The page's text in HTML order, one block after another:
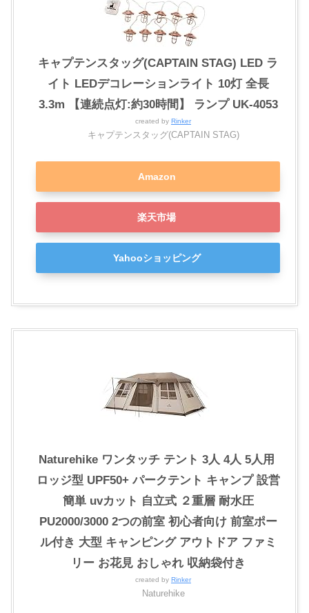
キャプテンスタッグ(CAPTAIN STAG) LED ラ
イト LEDデコレーションライト 10灯 全長
3.3m 【連続点灯:約30時間】 ランプ UK-4053
created by Rinker
キャプテンスタッグ(CAPTAIN STAG)
Amazon
楽天市場
Yahooショッピング
Naturehike ワンタッチ テント 3人 4人 5人用 ‎
ロッジ型 UPF50+ パークテント キャンプ 設営
簡単 uvカット 自立式 ２重層 耐水圧
PU2000/3000 2つの前室 初心者向け 前室ポー
ル付き 大型 キャンピング アウトドア ファミ
リー お花見 おしゃれ 収納袋付き
created by Rinker
Naturehike